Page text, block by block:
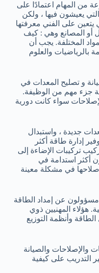
من المهام اعتمادًا على
التي يعيشون فيها ، ولكن
يتعين على الفني معرفتها
أو المصانع وهي : كيف
المختلفة. يجب أن
بالرياضيات والعلوم
و تصليح المعدات في
جزء مهم من الوظيفة.
سواء كانت دورية
جديدة ، واستبدال
إدارة طاقة أكثر
تركيبات الإضاءة إلى
أكثر استدامة في
في مشكلة معينة
عن إمداد الطاقة
هؤلاء المهنيين ذوي
الطاقة وأنظمة التوزيع
والإصلاحات والصيانة
التدريب على كيفية